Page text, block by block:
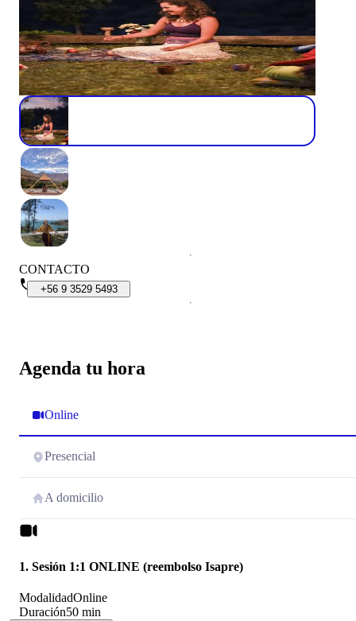
Agenda tu hora
Online
Presencial
A domicilio
1. Sesión 1:1 ONLINE (reembolso Isapre)
ModalidadOnline
Duración50 min
CONTACTO
+56 9 3529 5493